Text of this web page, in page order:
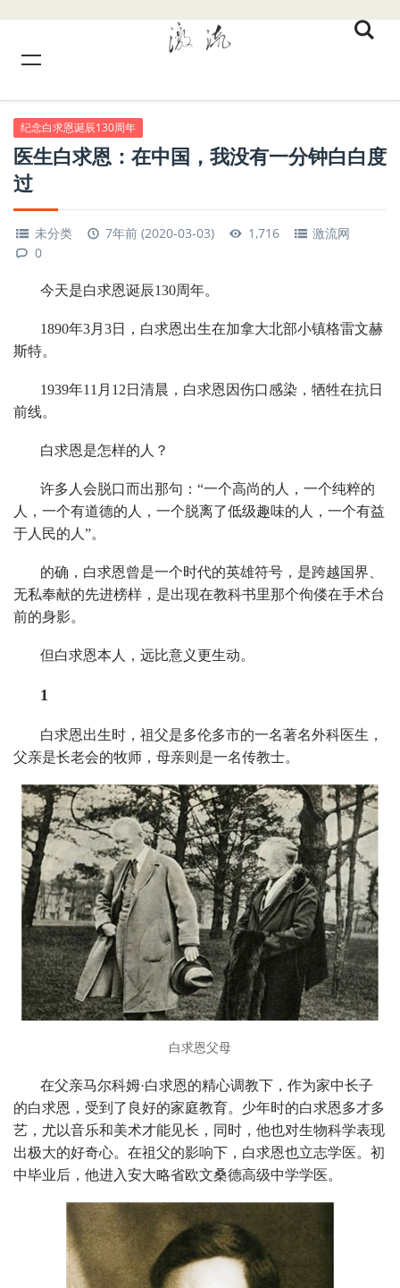
纪念白求恩诞辰130周年
医生白求恩：在中国，我没有一分钟白白度
过
未分类 7年前 (2020-03-03) 1,716
激流网
0
今天是白求恩诞辰130周年。
1890年3月3日，白求恩出生在加拿大北部小镇格雷文赫
斯特。
1939年11月12日清晨，白求恩因伤口感染，牺牲在抗日
前线。
白求恩是怎样的人？
许多人会脱口而出那句：“一个高尚的人，一个纯粹的
人，一个有道德的人，一个脱离了低级趣味的人，一个有益
于人民的人”。
的确，白求恩曾是一个时代的英雄符号，是跨越国界、
无私奉献的先进榜样，是出现在教科书里那个佝偻在手术台
前的身影。
但白求恩本人，远比意义更生动。
1
白求恩出生时，祖父是多伦多市的一名著名外科医生，
父亲是长老会的牧师，母亲则是一名传教士。
白求恩父母
在父亲马尔科姆·白求恩的精心调教下，作为家中长子
的白求恩，受到了良好的家庭教育。少年时的白求恩多才多
艺，尤以音乐和美术才能见长，同时，他也对生物科学表现
出极大的好奇心。在祖父的影响下，白求恩也立志学医。初
中毕业后，他进入安大略省欧文桑德高级中学学医。